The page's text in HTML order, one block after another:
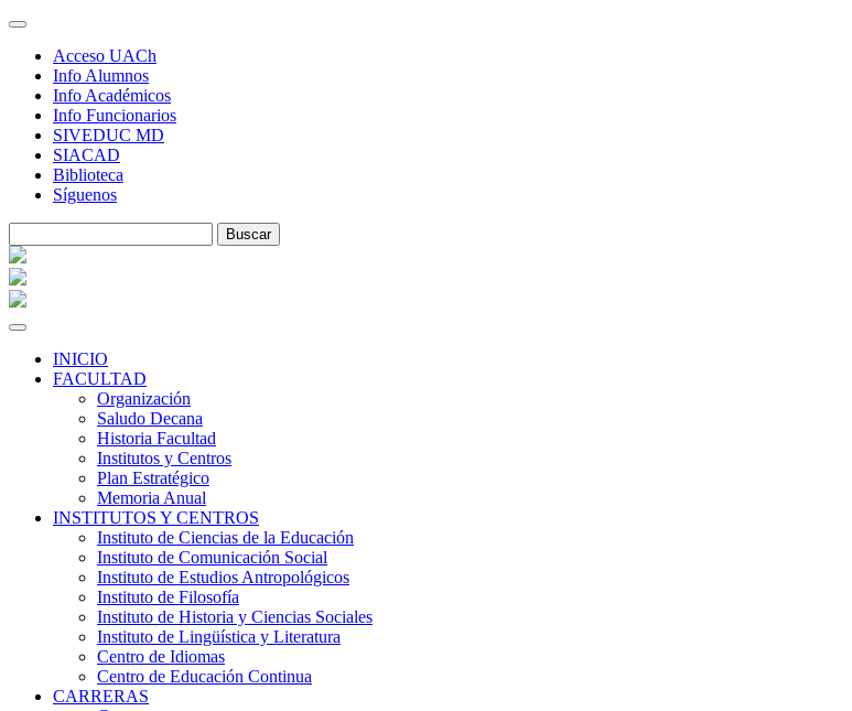
Skip
contentAcceso UACh
Info Alumnos
Info Académicos
Info Funcionarios
SIVEDUC MD
SIACAD
Biblioteca
Síguenos
INICIO
FACULTAD
Organización
Saludo Decana
Historia Facultad
Institutos y Centros
Plan Estratégico
Memoria Anual
INSTITUTOS Y CENTROS
Instituto de Ciencias de la Educación
Instituto de Comunicación Social
Instituto de Estudios Antropológicos
Instituto de Filosofía
Instituto de Historia y Ciencias Sociales
Instituto de Lingüística y Literatura
Centro de Idiomas
Centro de Educación Continua
CARRERAS